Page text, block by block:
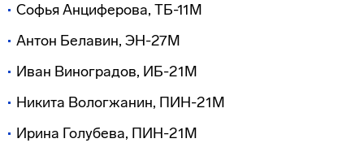
Софья Анциферова, ТБ-11М
Антон Белавин, ЭН-27М
Иван Виноградов, ИБ-21М
Никита Вологжанин, ПИН-21М
Ирина Голубева, ПИН-21М